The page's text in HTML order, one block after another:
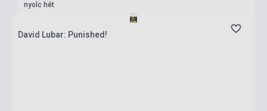
nyolc hét
David Lubar: Punished!